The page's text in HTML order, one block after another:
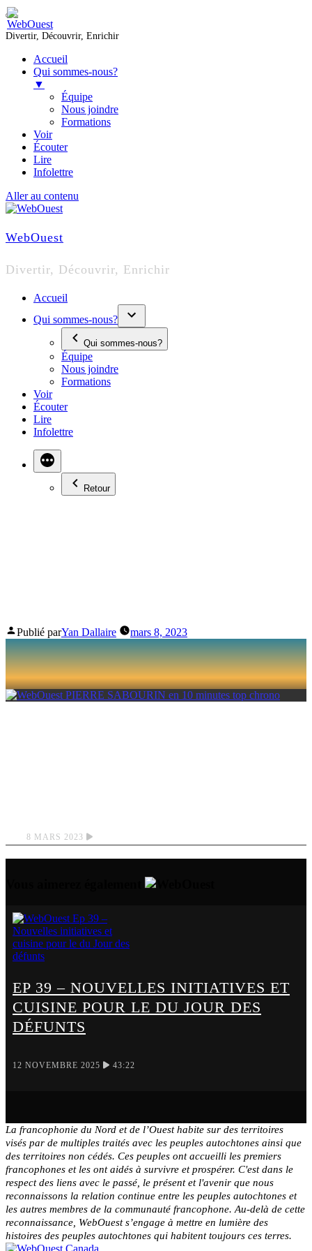
Divertir, Découvrir, Enrichir
Accueil
Qui sommes-nous?
▼
Équipe
Nous joindre
Formations
Voir
Écouter
Lire
Infolettre
Aller au contenu
WebOuest
Divertir, Découvrir, Enrichir
Accueil
Qui sommes-nous?
Qui sommes-nous?
Équipe
Nous joindre
Formations
Voir
Écouter
Lire
Infolettre
Retour
Publié parYan Dallaire mars 8, 2023
8 MARS 2023
EP 39 – NOUVELLES INITIATIVES ET
CUISINE POUR LE DU JOUR DES
DÉFUNTS
12 NOVEMBRE 2025 43:22
La francophonie du Nord et de l’Ouest habite sur des territoires
visés par de multiples traités avec les peuples autochtones ainsi que
des territoires non cédés. Ces peuples ont accueilli les premiers
francophones et les ont aidés à survivre et prospérer. C'est dans le
respect des liens avec le passé, le présent et l'avenir que nous
reconnaissons la relation continue entre les peuples autochtones et
les autres membres de la communauté francophone. Au-delà de cette
reconnaissance, WebOuest s’engage à mettre en lumière des
histoires des peuples autochtones qui habitent toujours ces terres.